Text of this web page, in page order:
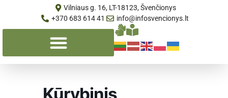
Vilniaus g. 16, LT-18123, Švenčionys
+370 683 614 41
info@infosvencionys.lt
Kūrybinis